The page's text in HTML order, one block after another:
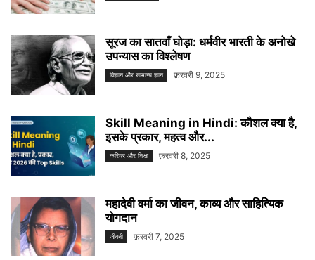
सूरज का सातवाँ घोड़ा: धर्मवीर भारती के अनोखे
उपन्यास का विश्लेषण
विज्ञान और सामान्य ज्ञान फ़रवरी 9, 2025
Skill Meaning in Hindi: कौशल क्या है,
इसके प्रकार, महत्व और...
करियर और शिक्षा फ़रवरी 8, 2025
महादेवी वर्मा का जीवन, काव्य और साहित्यिक
योगदान
जीवनी फ़रवरी 7, 2025